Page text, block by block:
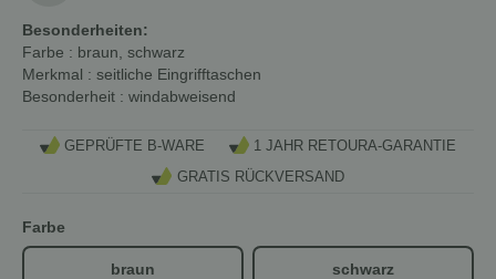
Besonderheiten:
Farbe : braun, schwarz
Merkmal : seitliche Eingrifftaschen
Besonderheit : windabweisend
GEPRÜFTE B-WARE
1 JAHR RETOURA-GARANTIE
GRATIS RÜCKVERSAND
Farbe
braun schwarz